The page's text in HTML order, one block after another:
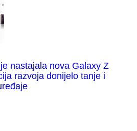
nastajala nova Galaxy Z
razvoja donijelo tanje i